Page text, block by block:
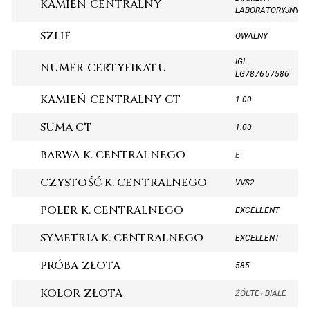
KAMIEŃ CENTRALNY
LABORATORYJNY
SZLIF OWALNY
NUMER CERTYFIKATU
IGI
LG787657586
KAMIEŃ CENTRALNY CT 1.00
SUMA CT 1.00
BARWA K. CENTRALNEGO E
CZYSTOŚĆ K. CENTRALNEGO VVS2
POLER K. CENTRALNEGO EXCELLENT
SYMETRIA K. CENTRALNEGO EXCELLENT
PRÓBA ZŁOTA 585
KOLOR ZŁOTA ŻÓŁTE+BIAŁE